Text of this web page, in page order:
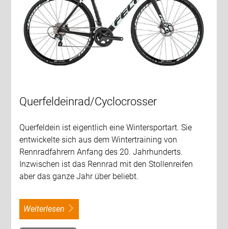
Querfeldeinrad/Cyclocrosser
Querfeldein ist eigentlich eine Wintersportart. Sie
entwickelte sich aus dem Wintertraining von
Rennradfahrern Anfang des 20. Jahrhunderts.
Inzwischen ist das Rennrad mit den Stollenreifen
aber das ganze Jahr über beliebt.
weiterlesen